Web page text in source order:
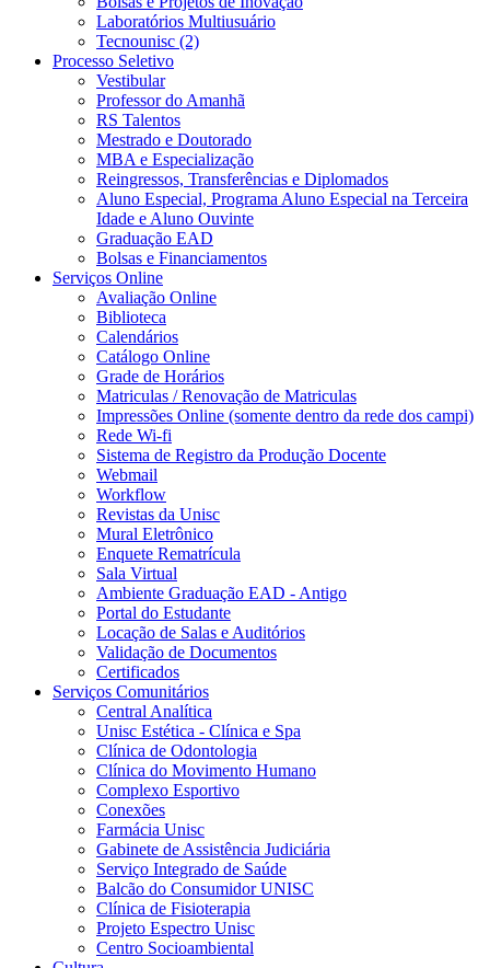
Laboratórios Multiusuário
Tecnounisc (2)
Processo Seletivo
Vestibular
Professor do Amanhã
RS Talentos
Mestrado e Doutorado
MBA e Especialização
Reingressos, Transferências e Diplomados
Aluno Especial, Programa Aluno Especial na Terceira
Idade e Aluno Ouvinte
Graduação EAD
Bolsas e Financiamentos
Serviços Online
Avaliação Online
Biblioteca
Calendários
Catálogo Online
Grade de Horários
Matriculas / Renovação de Matriculas
Impressões Online (somente dentro da rede dos campi)
Rede Wi-fi
Sistema de Registro da Produção Docente
Webmail
Workflow
Revistas da Unisc
Mural Eletrônico
Enquete Rematrícula
Sala Virtual
Ambiente Graduação EAD - Antigo
Portal do Estudante
Locação de Salas e Auditórios
Validação de Documentos
Certificados
Serviços Comunitários
Central Analítica
Unisc Estética - Clínica e Spa
Clínica de Odontologia
Clínica do Movimento Humano
Complexo Esportivo
Conexões
Farmácia Unisc
Gabinete de Assistência Judiciária
Serviço Integrado de Saúde
Balcão do Consumidor UNISC
Clínica de Fisioterapia
Projeto Espectro Unisc
Centro Socioambiental